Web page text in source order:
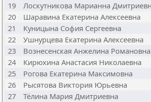
19
Лоскутникова Марианна
20
Шаравина Екатерина Алексеевна
21
Куницына София Сергеевна
22
Ушнурцева Екатерина Алексеевна
23
Вознесенская Анжелина Романовна
24
Кирюхина Анастасия Николаевна
25
Рогова Екатерина Максимовна
26
Рысятова Виктория Юрьевна
27
Тёлина Мария Дмитриевна